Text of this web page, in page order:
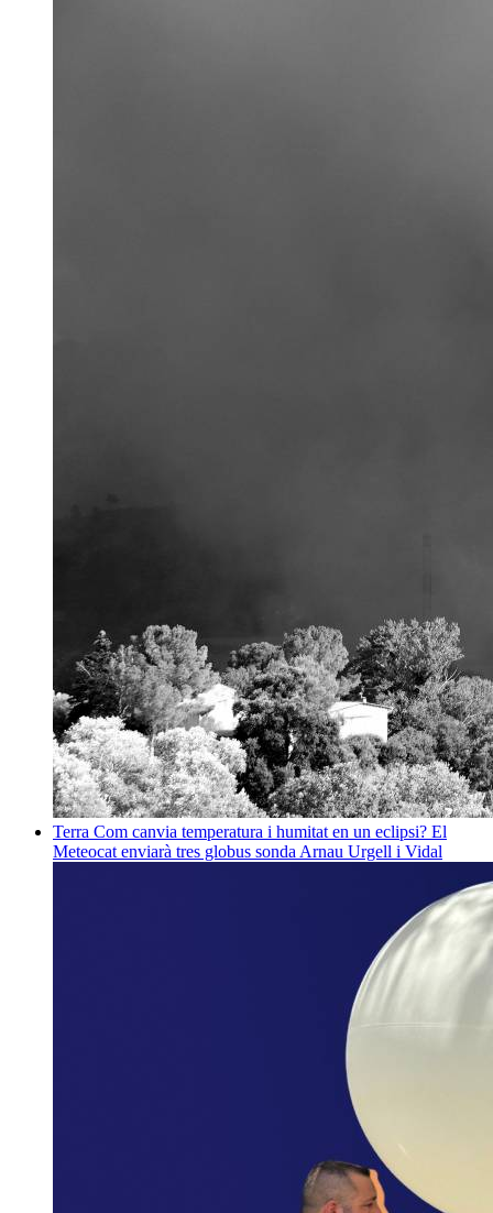
Terra Com canvia temperatura i humitat en un eclipsi? El
Meteocat enviarà tres globus sonda Arnau Urgell i Vidal